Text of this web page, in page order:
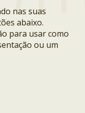
nas suas
abaixo.
para usar como
ou um